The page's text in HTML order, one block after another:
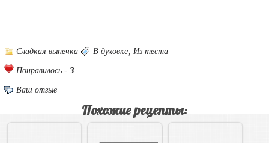
Сладкая выпечка В духовке, Из теста
Понравилось -3
Ваш отзыв
Похожие рецепты: